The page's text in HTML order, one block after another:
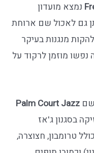
נמצא מועדון
כניסה 5$ וניתן גם לאכול שם ארוחת
מנגנות בעיקר
נפשו מוזמן לרקוד על
Palm Court Jazz
בסגנון ג'אז
טרומבון, חצוצרה,